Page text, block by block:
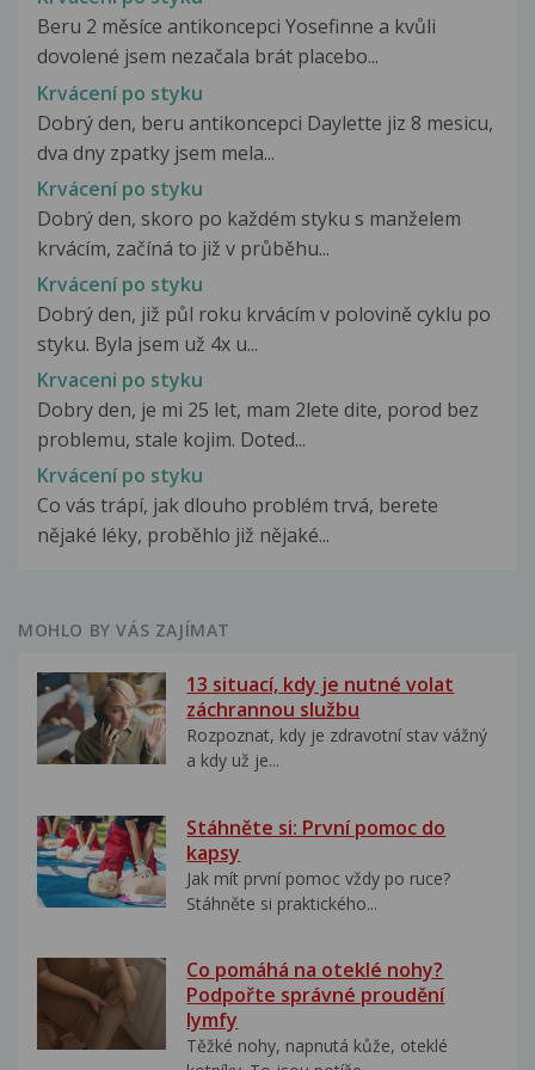
Beru 2 měsíce antikoncepci Yosefinne a kvůli
dovolené jsem nezačala brát placebo...
Krvácení po styku
Dobrý den, beru antikoncepci Daylette jiz 8 mesicu,
dva dny zpatky jsem mela...
Krvácení po styku
Dobrý den, skoro po každém styku s manželem
krvácím, začíná to již v průběhu...
Krvácení po styku
Dobrý den, již půl roku krvácím v polovině cyklu po
styku. Byla jsem už 4x u...
Krvaceni po styku
Dobry den, je mi 25 let, mam 2lete dite, porod bez
problemu, stale kojim. Doted...
Krvácení po styku
Co vás trápí, jak dlouho problém trvá, berete
nějaké léky, proběhlo již nějaké...
MOHLO BY VÁS ZAJÍMAT
13 situací, kdy je nutné volat
záchrannou službu
Rozpoznat, kdy je zdravotní stav vážný
a kdy už je...
Stáhněte si: První pomoc do
kapsy
Jak mít první pomoc vždy po ruce?
Stáhněte si praktického...
Co pomáhá na oteklé nohy?
Podpořte správné proudění
lymfy
Těžké nohy, napnutá kůže, oteklé